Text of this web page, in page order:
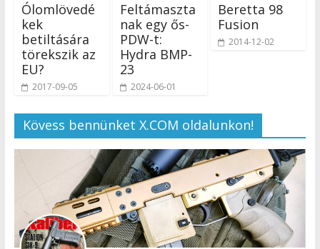
Ólomlövedé
kek
betiltására
törekszik az
EU?
2017-09-05
Feltámaszta
nak egy ős-
PDW-t:
Hydra BMP-
23
2024-06-01
Beretta 98
Fusion
2014-12-02
Kövess bennünket X.COM oldalunkon!